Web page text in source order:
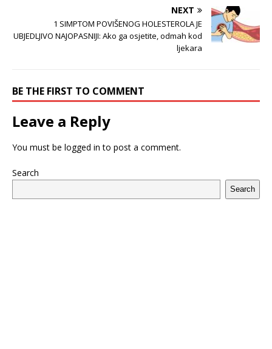
NEXT
1 SIMPTOM POVIŠENOG HOLESTEROLA JE
UBJEDLJIVO NAJOPASNIJI: Ako ga osjetite, odmah kod
ljekara
BE THE FIRST TO COMMENT
Leave a Reply
You must be logged in to post a comment.
Search
Search